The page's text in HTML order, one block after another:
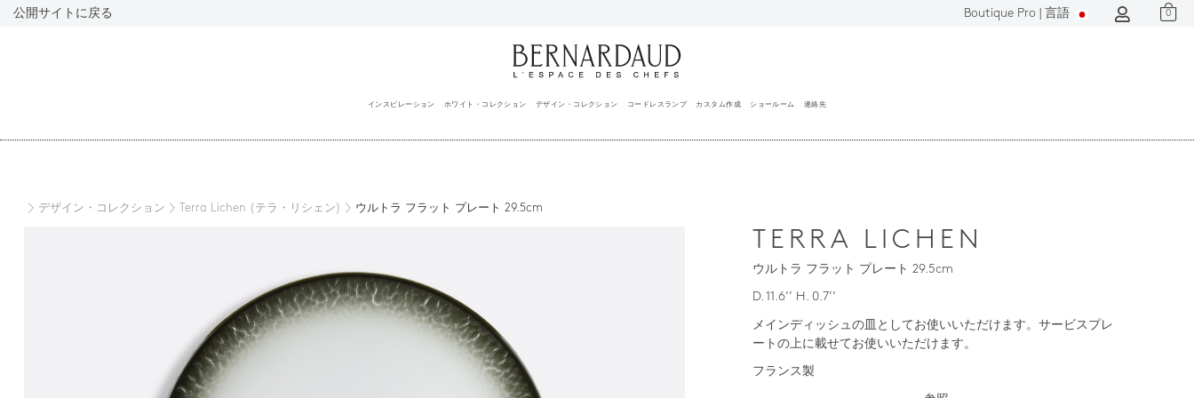
公開サイトに戻る Boutique Pro | 言語 0
インスピレーション ホワイト・コレクション デザイン・コレクション コードレスランプ カスタム作成 ショールーム 連絡先
デザイン・コレクション Terra Lichen (テラ・リシェン) ウルトラ フラット プレート 29.5cm
TERRA LICHEN
ウルトラ フラット プレート 29.5cm
D. 11.6’’ H. 0.7’’
メインディッシュの皿としてお使いいただけます。サービスプレ
ートの上に載せてお使いいただけます。
フランス製